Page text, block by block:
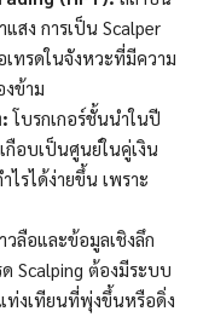
สง การเป็น Scalper
เทรดในจังหวะที่มีความ
ข้าม
โบรกเกอร์ชั้นนำในปี
กือบเป็นศูนย์ในคู่เงิน
รได้ง่ายขึ้น เพราะ
วลือและข้อมูลเชิงลึก
Scalping ต้องมีระบบ
งเทียนที่พุ่งขึ้นหรือดิ่ง